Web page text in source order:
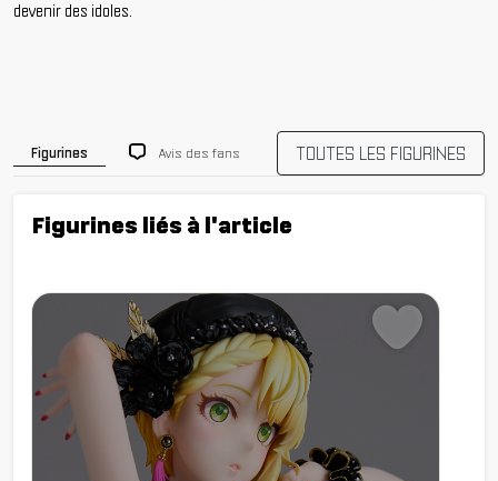
devenir des idoles.
Figurines Avis des fans TOUTES LES FIGURINES
Figurines liés à l'article